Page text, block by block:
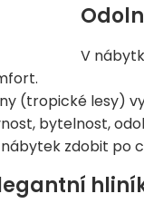
V
(tropické lesy)
bytelnost,
zdobit po